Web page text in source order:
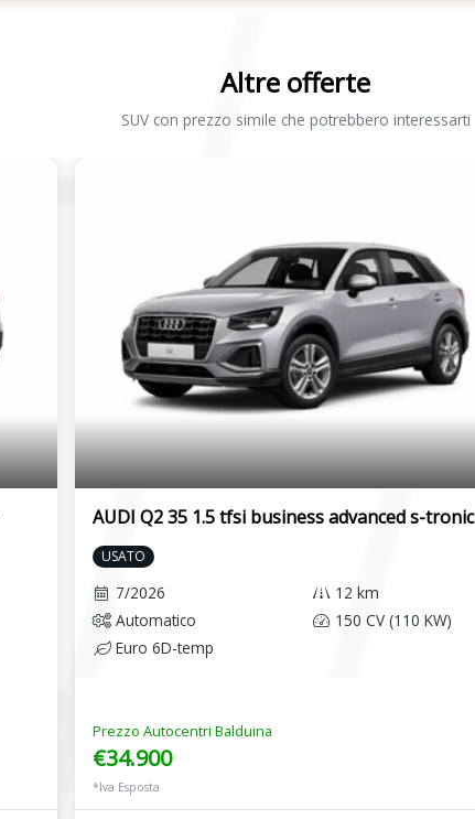
Altre offerte
SUV con prezzo simile che potrebbero interessarti
AUDI Q2 35 1.5 tfsi business advanced s-tronic
USATO
7/2026
12 km
Automatico
150 CV (110 KW)
Euro 6D-temp
Prezzo Autocentri Balduina
€34.900
*Iva Esposta